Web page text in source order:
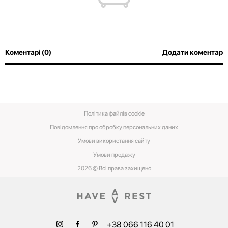
Коментарі (0) Додати коментар
2026 © Всі права захищено
Повідомлення про обробку персональних даних
Умови використання сайту
Умови‌ ‌продажу‌
Політика файлів cookie
+38 066 116 40 01